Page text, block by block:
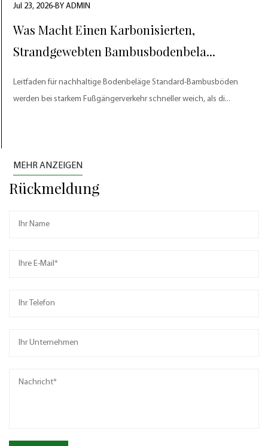
Jul 23, 2026-BY ADMIN
Was Macht Einen Karbonisierten,
Strandgewebten Bambusbodenbela...
Leitfaden für nachhaltige Bodenbeläge Standard-Bambusböden
werden bei starkem Fußgängerverkehr schneller weich, als di...
MEHR ANZEIGEN
Rückmeldung